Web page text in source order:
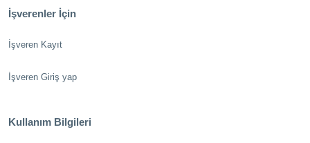
İşverenler İçin
İşveren Kayıt
İşveren Giriş yap
Kullanım Bilgileri